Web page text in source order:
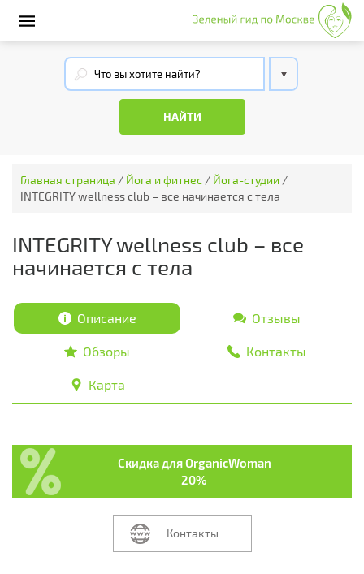
Главная страница / Йога и фитнес / Йога-студии /
INTEGRITY wellness club – все начинается с тела
INTEGRITY wellness club – все
начинается с тела
Описание Отзывы
Обзоры Контакты
Карта
Скидка для OrganicWoman
20%
Контакты